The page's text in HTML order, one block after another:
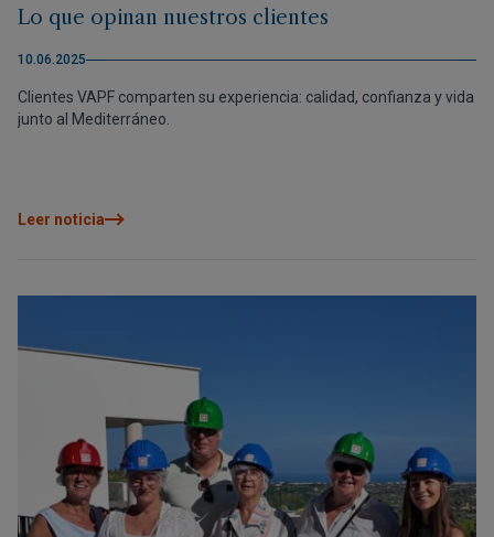
Lo que opinan nuestros clientes
10.06.2025
Clientes VAPF comparten su experiencia: calidad, confianza y vida
junto al Mediterráneo.
Leer noticia